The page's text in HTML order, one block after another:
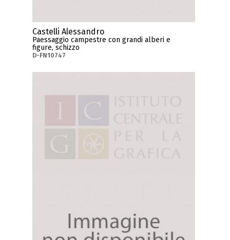
Castelli Alessandro
Paessaggio campestre con grandi alberi e
figure, schizzo
D-FN10747